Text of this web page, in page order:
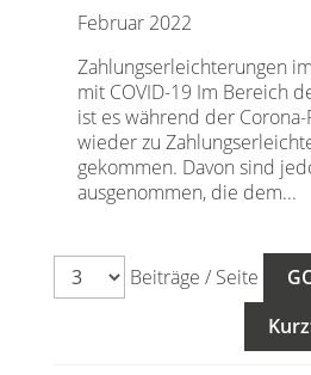
Februar 2022
Zahlungserleichterungen
mit COVID-19 Im Bereich
ist es während der
wieder zu
gekommen. Davon sind
ausgenommen, die dem...
Beiträge / Seite